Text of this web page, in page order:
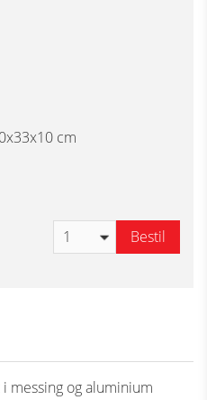
cm
Bestil
messing og aluminium